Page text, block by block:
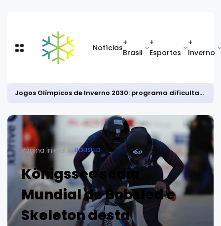
Notícias
+
Brasil
+
Esportes
+
Inverno
Jogos Olímpicos de Inverno 2030: programa dificulta classificação no bobsled masculino
Página inicial BOBSLED
Königssee sedia
Mundial de Bobsled e
Skeleton desta